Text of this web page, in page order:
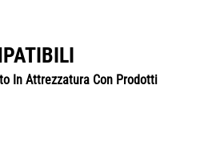
In Attrezzatura Con Prodotti